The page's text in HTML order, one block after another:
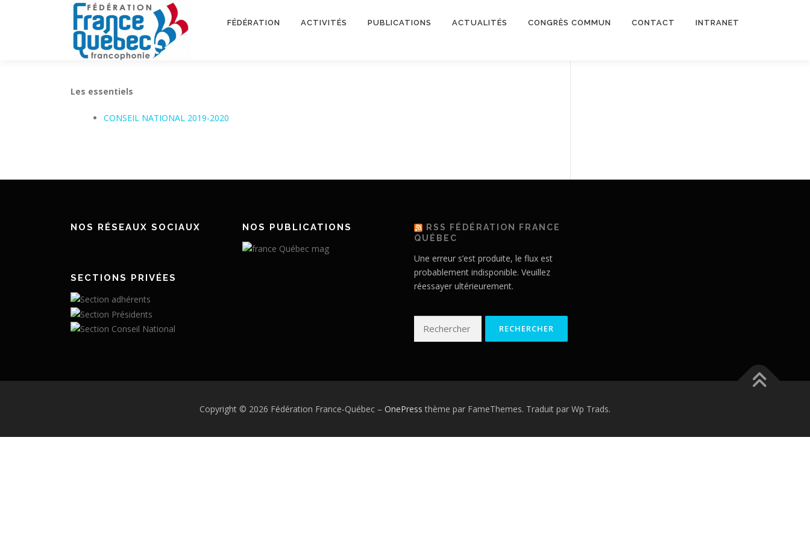
FÉDÉRATION ACTIVITÉS PUBLICATIONS ACTUALITÉS CONGRÈS COMMUN CONTACT INTRANET
Les essentiels
CONSEIL NATIONAL 2019-2020
NOS RÉSEAUX SOCIAUX
SECTIONS PRIVÉES
NOS PUBLICATIONS
RSS FÉDÉRATION FRANCE
QUÉBEC
Une erreur s’est produite, le flux est
probablement indisponible. Veuillez
réessayer ultérieurement.
Copyright © 2026 Fédération France-Québec – OnePress thème par FameThemes. Traduit par Wp Trads.